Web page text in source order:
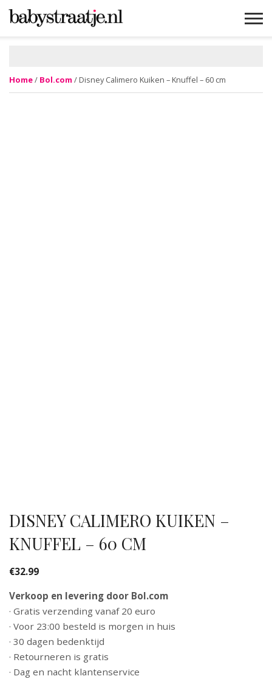
Home/ Bol.com / Disney Calimero Kuiken – Knuffel – 60 cm
DISNEY CALIMERO KUIKEN –
KNUFFEL – 60 CM
€32.99
Verkoop en levering door Bol.com
· Gratis verzending vanaf 20 euro
· Voor 23:00 besteld is morgen in huis
· 30 dagen bedenktijd
· Retourneren is gratis
· Dag en nacht klantenservice